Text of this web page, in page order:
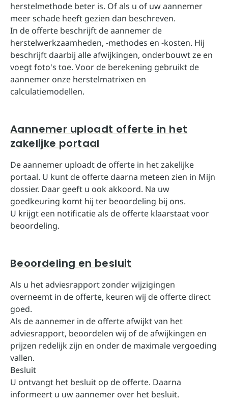
herstelmethode beter is. Of als u of uw aannemer
meer schade heeft gezien dan beschreven.
In de offerte beschrijft de aannemer de
herstelwerkzaamheden, -methodes en -kosten. Hij
beschrijft daarbij alle afwijkingen, onderbouwt ze en
voegt foto's toe. Voor de berekening gebruikt de
aannemer onze herstelmatrixen en
calculatiemodellen.
Aannemer uploadt offerte in het
zakelijke portaal
De aannemer uploadt de offerte in het zakelijke
portaal. U kunt de offerte daarna meteen zien in Mijn
dossier. Daar geeft u ook akkoord. Na uw
goedkeuring komt hij ter beoordeling bij ons.
U krijgt een notificatie als de offerte klaarstaat voor
beoordeling.
Beoordeling en besluit
Als u het adviesrapport zonder wijzigingen
overneemt in de offerte, keuren wij de offerte direct
goed.
Als de aannemer in de offerte afwijkt van het
adviesrapport, beoordelen wij of de afwijkingen en
prijzen redelijk zijn en onder de maximale vergoeding
vallen.
Besluit
U ontvangt het besluit op de offerte. Daarna
informeert u uw aannemer over het besluit.